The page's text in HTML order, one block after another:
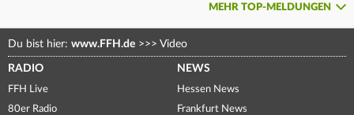
MEHR TOP-MELDUNGEN
Du bist hier: www.FFH.de >>> Video
RADIO
FFH Live
80er Radio
NEWS
Hessen News
Frankfurt News